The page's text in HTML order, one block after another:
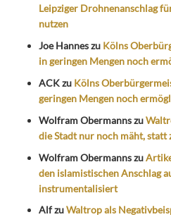
Leipziger Drohnenanschlag
nutzen
Joe Hanneszu Kölns
in geringen Mengen noch
ACKzu Kölns
geringen Mengen noch
Wolfram Obermannszu
die Stadt nur noch mäht, statt
Wolfram Obermannszu
den islamistischen Anschlag
instrumentalisiert
AlfzuWaltrop als